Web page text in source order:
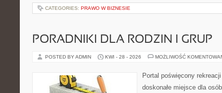
CATEGORIES: PRAWO W BIZNESIE
PORADNIKI DLA RODZIN I GRUP
POSTED BY ADMIN KWI - 28 - 2026 MOŻLIWOŚĆ
Portal poświęcony
doskonałe miejsce dla